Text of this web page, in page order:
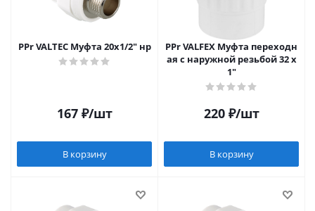
PPr VALTEC Муфта 20х1/2" нр
167₽/шт
В корзину
PPr VALFEX Муфта переходн
ая с наружной резьбой 32 x
1"
220₽/шт
В корзину